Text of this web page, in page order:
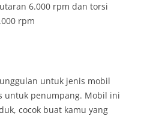
6.000 rpm dan torsi
rpm
untuk jenis mobil
untuk penumpang. Mobil ini
cocok buat kamu yang